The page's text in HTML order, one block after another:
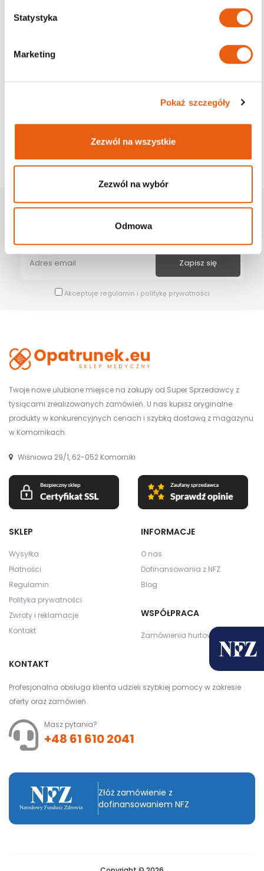
Statystyka
Marketing
Pokaż szczegóły
Zezwól na wszystkie
Zezwól na wybór
Odmowa
Zapisz Się Na Newsletter
Bądź na bieżąco z naszymi wszystkimi nowościami i promocjami.
Akceptuje regulamin i politykę prywatności
Twoje nowe ulubione miejsce na zakupy od Super Sprzedawcy z
tysiącami zrealizowanych zamówień. U nas kupisz oryginalne
produkty w konkurencyjnych cenach i szybką dostawą z magazynu
w Komornikach.
Wiśniowa 29/1, 62-052 Komorniki
SKLEP
Wysyłka
Płatności
Regulamin
Polityka prywatności
Zwroty i reklamacje
Kontakt
INFORMACJE
O nas
Dofinansowania z NFZ
Blog
WSPÓŁPRACA
Zamówienia hurtowe
KONTAKT
Profesjonalna obsługa klienta udzieli szybkiej pomocy w zakresie
oferty oraz zamówień.
Masz pytania?
+48 61 610 2041
Złóż zamówienie z
dofinansowaniem NFZ